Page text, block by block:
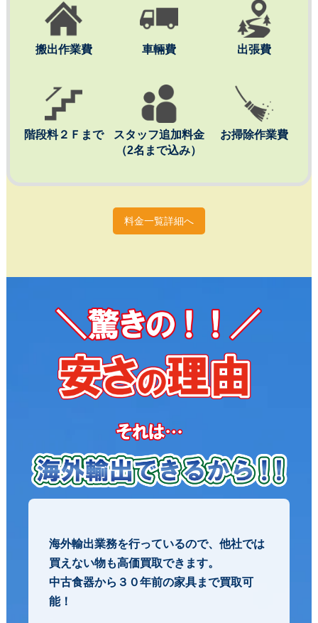
搬出作業費 車輛費 出張費
階段料２Ｆまで
スタッフ追加料金
（2名まで込み）
お掃除作業費
料金一覧詳細へ
驚きの安さの理由
海外輸出業務を行っているので、他社では
買えない物も高価買取できます。
中古食器から３０年前の家具まで買取可
能！